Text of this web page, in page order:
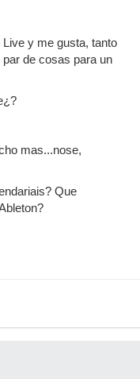
y me gusta, tanto
de cosas para un
mas...nose,
Que